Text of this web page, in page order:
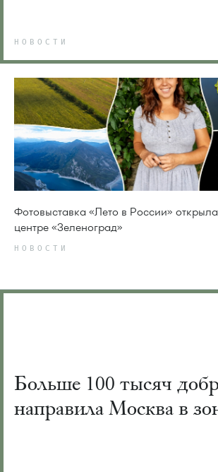
НОВОСТИ
Фотовыставка «Лето в России»
центре «Зеленоград»
НОВОСТИ
Больше 100 тысяч
направила Москва в